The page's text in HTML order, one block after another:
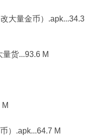
大量金币）.apk...34.3
货...93.6 M
）.apk...64.7 M